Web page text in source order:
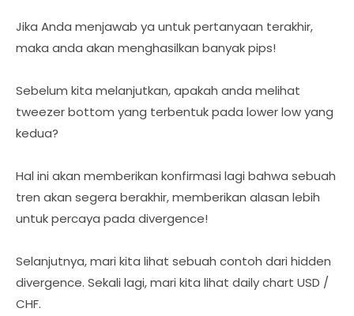
Jika Anda menjawab ya untuk pertanyaan terakhir,
maka anda akan menghasilkan banyak pips!
Sebelum kita melanjutkan, apakah anda melihat
tweezer bottom yang terbentuk pada lower low yang
kedua?
Hal ini akan memberikan konfirmasi lagi bahwa sebuah
tren akan segera berakhir, memberikan alasan lebih
untuk percaya pada divergence!
Selanjutnya, mari kita lihat sebuah contoh dari hidden
divergence. Sekali lagi, mari kita lihat daily chart USD /
CHF.